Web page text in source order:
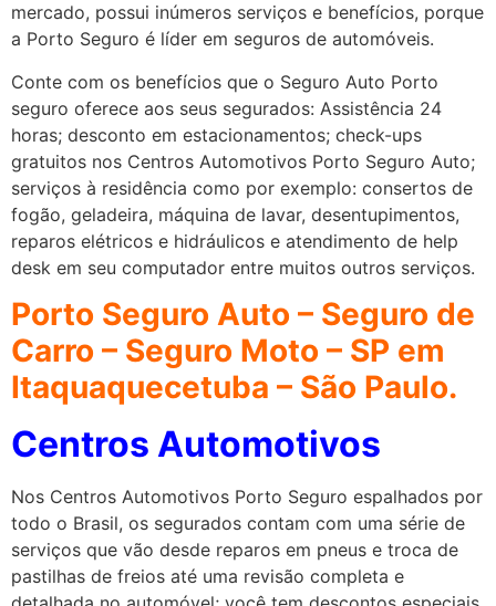
mercado, possui inúmeros serviços e benefícios, porque
a Porto Seguro é líder em seguros de automóveis.
Conte com os benefícios que o Seguro Auto Porto
seguro oferece aos seus segurados: Assistência 24
horas; desconto em estacionamentos; check-ups
gratuitos nos Centros Automotivos Porto Seguro Auto;
serviços à residência como por exemplo: consertos de
fogão, geladeira, máquina de lavar, desentupimentos,
reparos elétricos e hidráulicos e atendimento de help
desk em seu computador entre muitos outros serviços.
Porto Seguro Auto – Seguro de
Carro – Seguro Moto – SP em
Itaquaquecetuba – São Paulo.
Centros Automotivos
Nos Centros Automotivos Porto Seguro espalhados por
todo o Brasil, os segurados contam com uma série de
serviços que vão desde reparos em pneus e troca de
pastilhas de freios até uma revisão completa e